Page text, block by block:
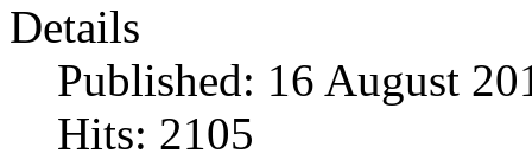
Details
Published: 16 August
Hits: 2105